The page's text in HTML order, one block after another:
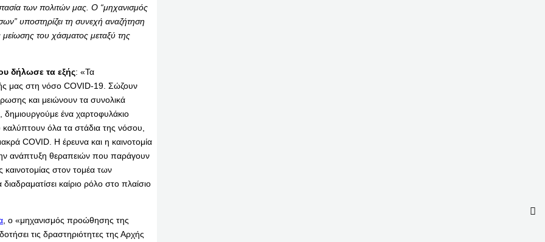
των πολιτών μας. Ο “μηχανισμός
υποστηρίζει τη συνεχή αναζήτηση
του χάσματος μεταξύ της
δήλωσε τα εξής: «Τα
μας στη νόσο COVID-19. Σώζουν
και μειώνουν τα συνολικά
ένα χαρτοφυλάκιο
όλα τα στάδια της νόσου,
COVID. Η έρευνα και η καινοτομία
ανάπτυξη θεραπειών που παράγουν
στον τομέα των
καίριο ρόλο στο πλαίσιο
, ο «μηχανισμός προώθησης της
τις δραστηριότητες της Αρχής